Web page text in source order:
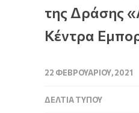
της Δράσης
Κέντρα
22 ΦΕΒΡΟΥΑΡΊΟΥ, 2021
ΔΕΛΤΊΑ ΤΎΠΟΥ